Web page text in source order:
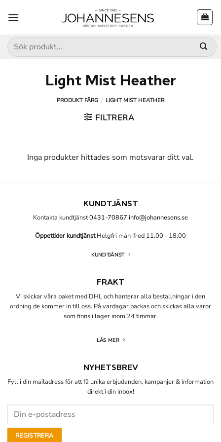
Sök
efter:
Light Mist Heather
PRODUKT FÄRG / LIGHT MIST HEATHER
FILTRERA
Inga produkter hittades som motsvarar ditt val.
KUNDTJÄNST
Kontakta kundtjänst0431-70867 info@johannesens.se
Öppettider kundtjänstHelgfri mån-fred 11.00 - 18.00
KUNDTJÄNST
FRAKT
Vi skickar våra paket med DHL och hanterar alla beställningar i den
ordning de kommer in till oss. På vardagar packas och skickas alla varor
som finns i lager inom 24 timmar.
LÄS MER
NYHETSBREV
Fyll i din mailadress för att få unika erbjudanden, kampanjer & information
direkt i din inbox!